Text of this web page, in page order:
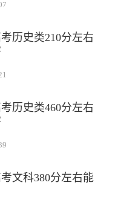
历史类210分左右
历史类460分左右
文科380分左右能